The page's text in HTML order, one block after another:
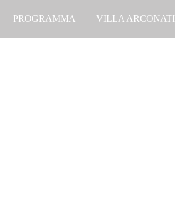
PROGRAMMA VILLA ARCONATI